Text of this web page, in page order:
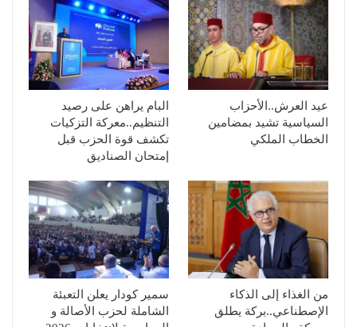
عيد العرش..الأحزاب
السياسية تشيد بمضامين
الخطاب الملكي
البام يراهن على رصيد
التنظيم..معركة التزكيات
تكشف قوة الحزب قبل
إمتحان الصناديق
من الغذاء إلى الذكاء
الإصطناعي..بركة يطلق
سمير كودار يعلن التعبئة
الشاملة لحزب الأصالة و